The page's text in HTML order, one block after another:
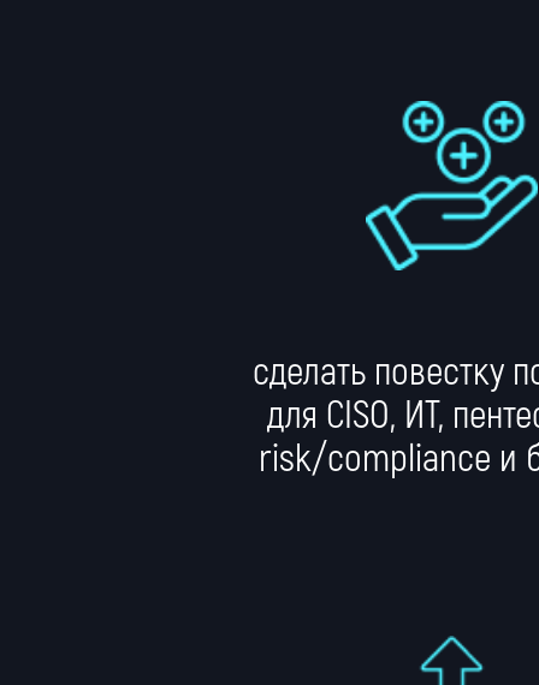
сделать повестку
для CISO, ИТ,
risk/compliance и